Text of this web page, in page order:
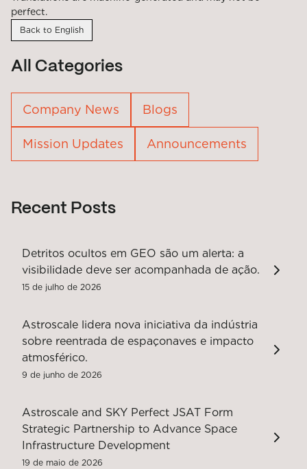
perfect.
Back to English
All Categories
Company News Blogs
Mission Updates Announcements
Recent Posts
Detritos ocultos em GEO são um alerta: a
visibilidade deve ser acompanhada de ação.
15 de julho de 2026
Astroscale lidera nova iniciativa da indústria
sobre reentrada de espaçonaves e impacto
atmosférico.
9 de junho de 2026
Astroscale and SKY Perfect JSAT Form
Strategic Partnership to Advance Space
Infrastructure Development
19 de maio de 2026